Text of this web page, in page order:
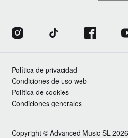
Política de privacidad
Condiciones de uso web
Política de cookies
Condiciones generales
Copyright © Advanced Music SL 2026